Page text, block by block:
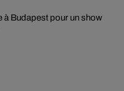
à Budapest pour un show